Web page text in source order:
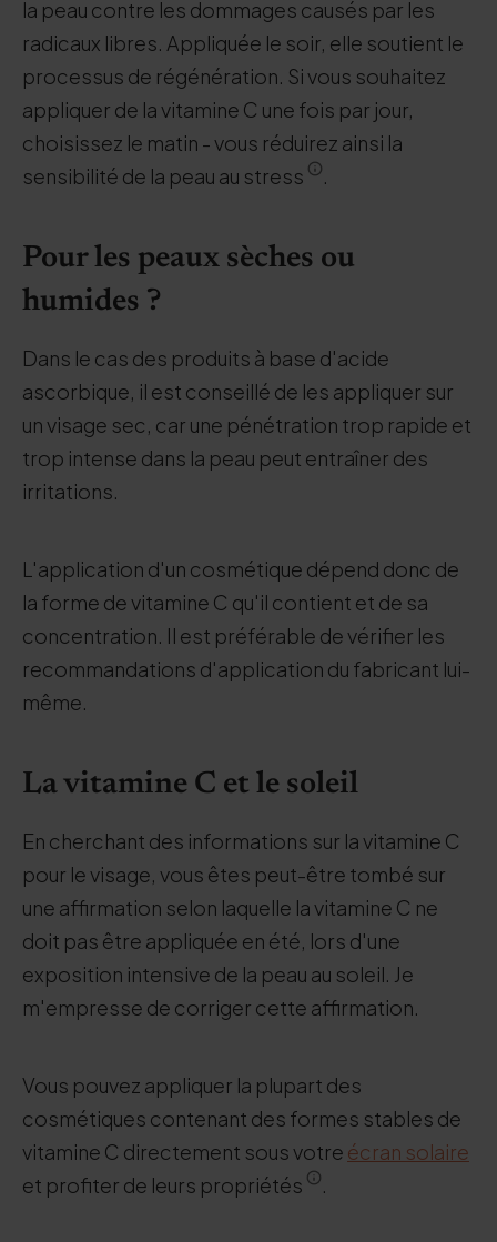
la peau contre les dommages causés par les
radicaux libres. Appliquée le soir, elle soutient le
processus de régénération. Si vous souhaitez
appliquer de la vitamine C une fois par jour,
choisissez le matin - vous réduirez ainsi la
sensibilité de la peau au stress
.
Pour les peaux sèches ou
humides ?
Dans le cas des produits à base d'acide
ascorbique, il est conseillé de les appliquer sur
un visage sec, car une pénétration trop rapide et
trop intense dans la peau peut entraîner des
irritations.
L'application d'un cosmétique dépend donc de
la forme de vitamine C qu'il contient et de sa
concentration. Il est préférable de vérifier les
recommandations d'application du fabricant lui-
même.
La vitamine C et le soleil
En cherchant des informations sur la vitamine C
pour le visage, vous êtes peut-être tombé sur
une affirmation selon laquelle la vitamine C ne
doit pas être appliquée en été, lors d'une
exposition intensive de la peau au soleil. Je
m'empresse de corriger cette affirmation.
Vous pouvez appliquer la plupart des
cosmétiques contenant des formes stables de
vitamine C directement sous votre écran solaire
et profiter de leurs propriétés
.